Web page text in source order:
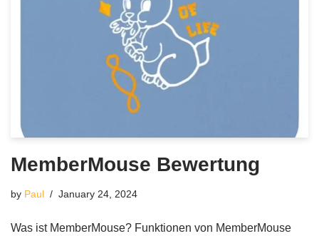
MemberMouse Bewertung
by Paul January 24, 2024
Was ist MemberMouse? Funktionen von MemberMouse